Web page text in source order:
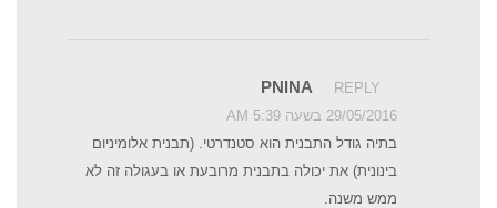
PNINA
REPLY
29/05/2016 בשעה 5:39 AM
בתיה גודל התבנית הוא סטנדרטי. (תבנית אלומיניום
בינונית) את יכולה בתבנית מרובעת או בעגולה זה לא
ממש משנה.